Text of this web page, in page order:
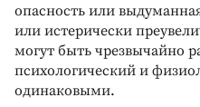
опасность или
или истерически
могут быть чрезвычайно
психологический и
одинаковыми.